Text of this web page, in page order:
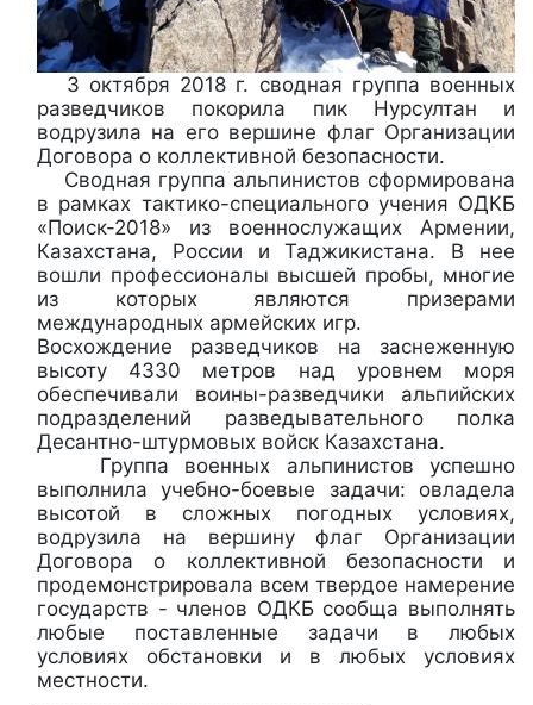
3 октября 2018 г. сводная группа военных
разведчиков покорила пик Нурсултан и
водрузила на его вершине флаг Организации
Договора о коллективной безопасности.
Сводная группа альпинистов сформирована
в рамках тактико-специального учения ОДКБ
«Поиск-2018» из военнослужащих Армении,
Казахстана, России и Таджикистана. В нее
вошли профессионалы высшей пробы, многие
из которых являются призерами
международных армейских игр.
Восхождение разведчиков на заснеженную
высоту 4330 метров над уровнем моря
обеспечивали воины-разведчики альпийских
подразделений разведывательного полка
Десантно-штурмовых войск Казахстана.
Группа военных альпинистов успешно
выполнила учебно-боевые задачи: овладела
высотой в сложных погодных условиях,
водрузила на вершину флаг Организации
Договора о коллективной безопасности и
продемонстрировала всем твердое намерение
государств - членов ОДКБ сообща выполнять
любые поставленные задачи в любых
условиях обстановки и в любых условиях
местности.